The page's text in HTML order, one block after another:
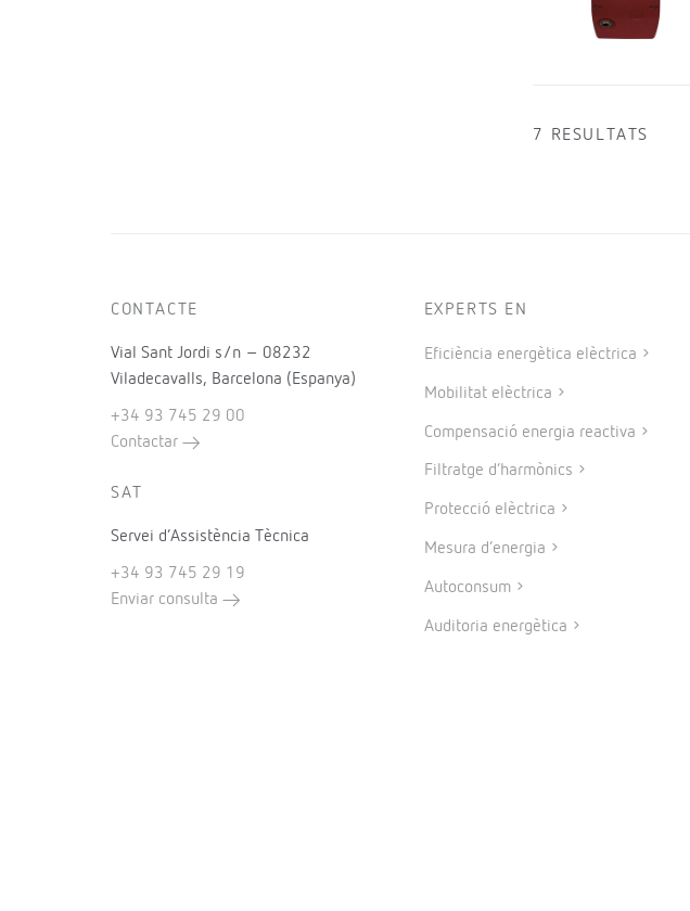
7 RESULTATS
CONTACTE
Vial Sant Jordi s/n – 08232
Viladecavalls, Barcelona (Espanya)
+34 93 745 29 00
Contactar
SAT
Servei d’Assistència Tècnica
+34 93 745 29 19
Enviar consulta
EXPERTS EN
Eficiència energètica elèctrica
Mobilitat elèctrica
Compensació energia reactiva
Filtratge d’harmònics
Protecció elèctrica
Mesura d’energia
Autoconsum
Auditoria energètica